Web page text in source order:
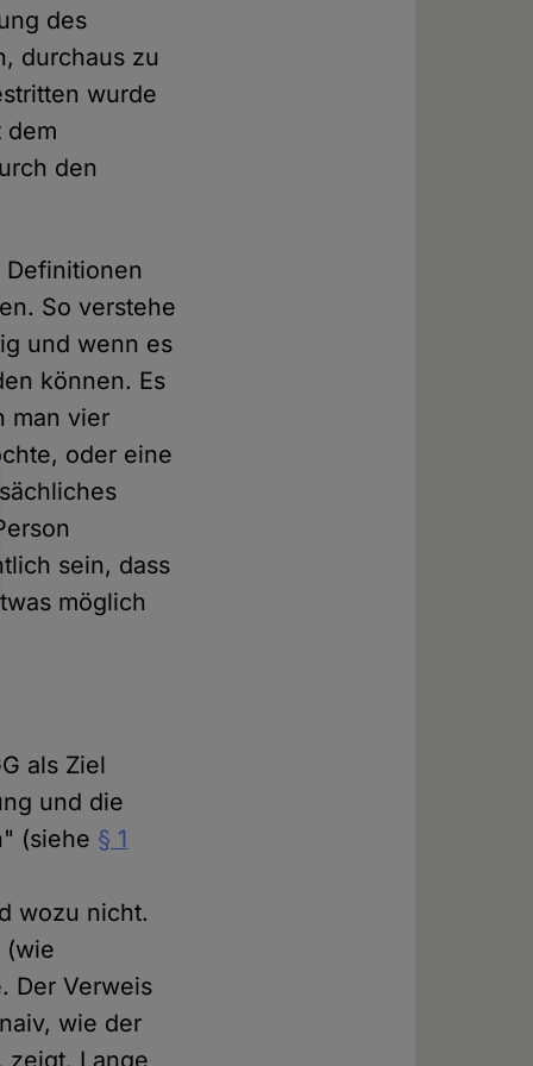
des
durchaus zu
wurde
dem
den
So verstehe
und wenn es
können. Es
man vier
oder eine
sein, dass
möglich
als Ziel
und die
(siehe § 1
wozu nicht.
(wie
Der Verweis
wie der
zeigt. Lange